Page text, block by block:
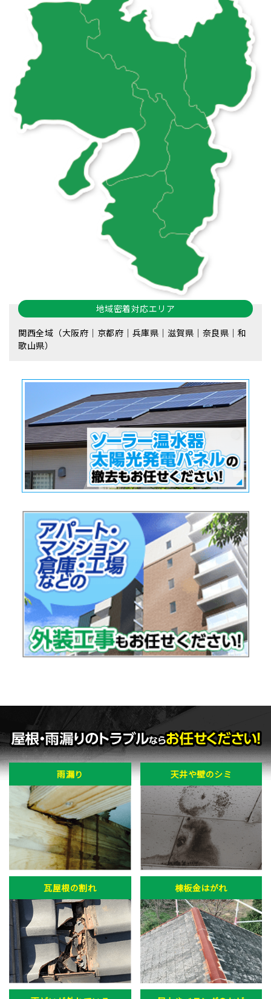
地域密着対応エリア
関西全域（大阪府｜京都府｜兵庫県｜滋賀県｜奈良県｜和
歌山県）
雨漏り 天井や壁のシミ
瓦屋根の割れ 棟板金はがれ